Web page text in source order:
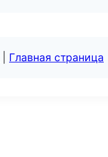
Главная страница